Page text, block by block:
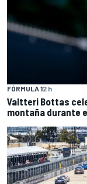
FÓRMULA 12 h
Valtteri Bottas
montaña durante